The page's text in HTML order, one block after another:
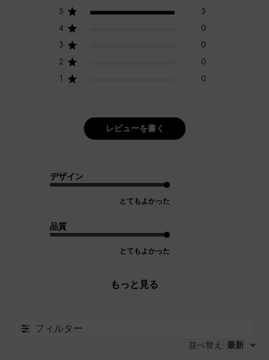
5
5
4
0
3
0
2
0
1
0
レビューを書く
デザイン
とてもよかった
品質
とてもよかった
もっと見る
フィルター
並べ替え : 最新